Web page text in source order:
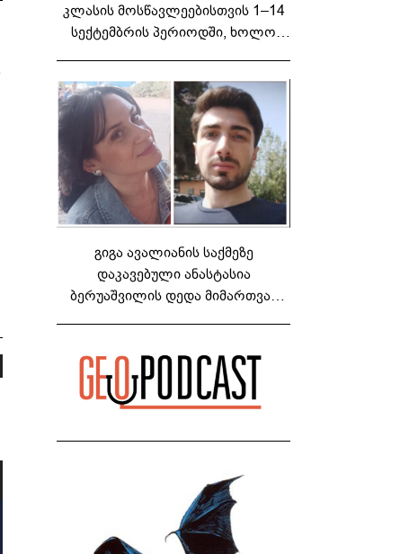
კლასის მოსწავლეებისთვის 1–14
სექტემბრის პერიოდში, ხოლო
გიგა ავალიანის საქმეზე
დაკავებული ანასტასია
ბერუაშვილის დედა მიმართვას
თავს, მის მერე მე მე არ ვარ"